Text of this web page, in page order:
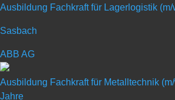
Ausbildung Fachkraft für Lagerlogistik
Sasbach
ABB AG
Ausbildung Fachkraft für Metalltechnik
Jahre
Schwerpunkt
Art: Praktikum für Schüler